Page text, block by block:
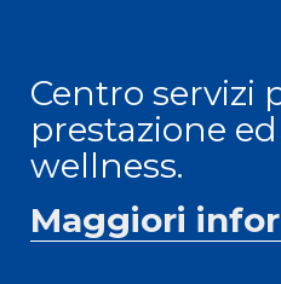
Centro servizi
prestazione
wellness.
Maggiori